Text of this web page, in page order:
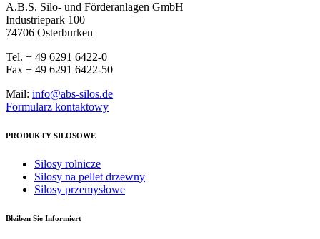
A.B.S. Silo- und Förderanlagen GmbH
Industriepark 100
74706 Osterburken
Tel. + 49 6291 6422-0
Fax + 49 6291 6422-50
Mail: info@abs-silos.de
Formularz kontaktowy
PRODUKTY SILOSOWE
Silosy rolnicze
Silosy na pellet drzewny
Silosy przemysłowe
Bleiben Sie Informiert